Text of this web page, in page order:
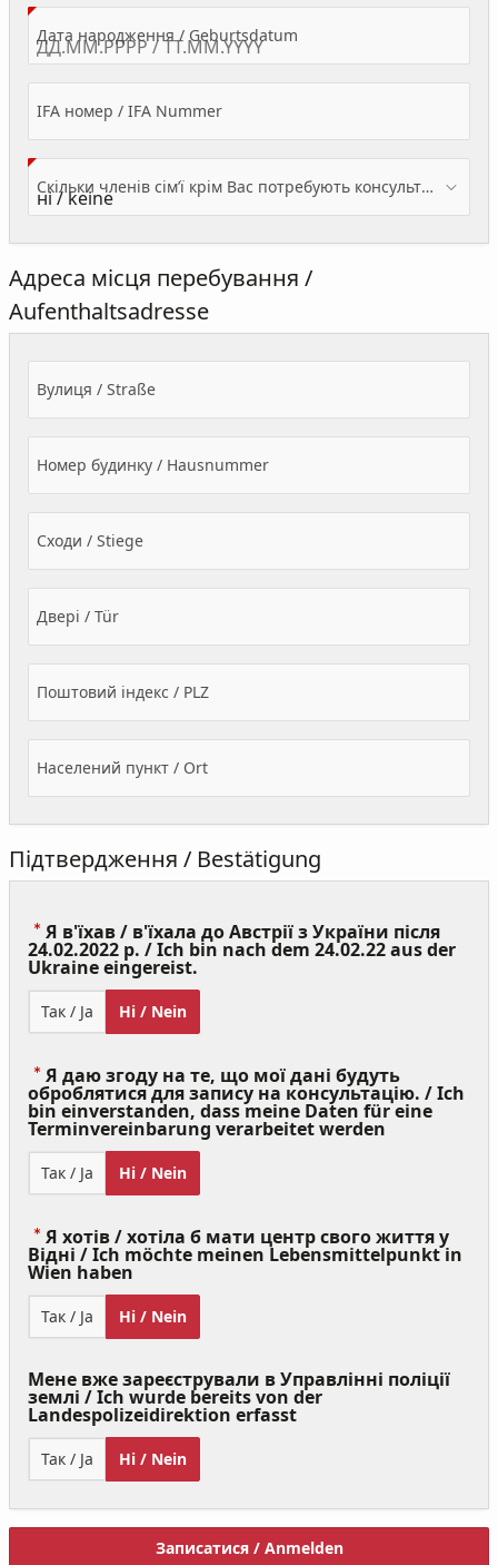
Дата народження / Geburtsdatum
IFA номер / IFA Nummer
Скільки членів сім’ї крім Вас потребують консультації? / Wieviele Familienmitglieder brauchen Beratung - zusätzlich zu Ihnen?
Адреса місця перебування /
Aufenthaltsadresse
Вулиця / Straße
Номер будинку / Hausnummer
Сходи / Stiege
Двері / Tür
Поштовий індекс / PLZ
Населений пункт / Ort
Підтвердження / Bestätigung
Я в'їхав / в'їхала до Австрії з України після
24.02.2022 р. / Ich bin nach dem 24.02.22 aus der
Ukraine eingereist.
Required)
Так / Ja Ні / Nein
Я даю згоду на те, що мої дані будуть
оброблятися для запису на консультацію. / Ich
bin einverstanden, dass meine Daten für eine
Terminvereinbarung verarbeitet werden
Так / Ja Ні / Nein
Я хотів / хотіла б мати центр свого життя у
Відні / Ich möchte meinen Lebensmittelpunkt in
Wien haben
Required)
Так / Ja Ні / Nein
Мене вже зареєстрували в Управлінні поліції
землі / Ich wurde bereits von der
Landespolizeidirektion erfasst
Так / Ja Ні / Nein
Записатися / Anmelden